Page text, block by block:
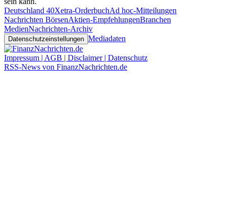
Deutschland 40Xetra-OrderbuchAd hoc-Mitteilungen
Nachrichten BörsenAktien-EmpfehlungenBranchen
MedienNachrichten-Archiv
Datenschutzeinstellungen Mediadaten
Impressum | AGB | Disclaimer | Datenschutz
RSS-News von FinanzNachrichten.de